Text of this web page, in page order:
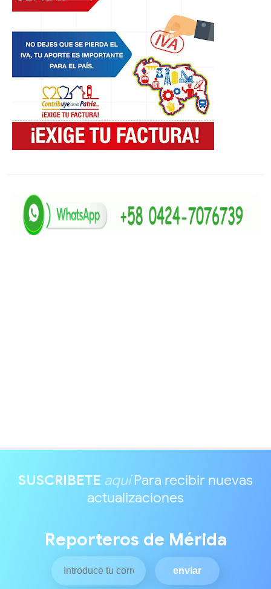
SUSCRIBETE aquíPara recibir nuevas
actualizaciones
Reporteros de Mérida